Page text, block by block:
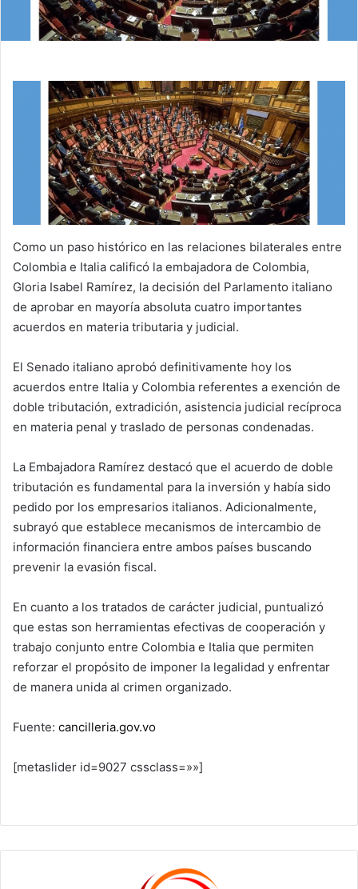
Como un paso histórico en las relaciones bilaterales entre
Colombia e Italia calificó la embajadora de Colombia,
Gloria Isabel Ramírez, la decisión del Parlamento italiano
de aprobar en mayoría absoluta cuatro importantes
acuerdos en materia tributaria y judicial.
El Senado italiano aprobó definitivamente hoy los
acuerdos entre Italia y Colombia referentes a exención de
doble tributación, extradición, asistencia judicial recíproca
en materia penal y traslado de personas condenadas.
La Embajadora Ramírez destacó que el acuerdo de doble
tributación es fundamental para la inversión y había sido
pedido por los empresarios italianos. Adicionalmente,
subrayó que establece mecanismos de intercambio de
información financiera entre ambos países buscando
prevenir la evasión fiscal.
En cuanto a los tratados de carácter judicial, puntualizó
que estas son herramientas efectivas de cooperación y
trabajo conjunto entre Colombia e Italia que permiten
reforzar el propósito de imponer la legalidad y enfrentar
de manera unida al crimen organizado.
Fuente: cancilleria.gov.vo
[metaslider id=9027 cssclass=»»]